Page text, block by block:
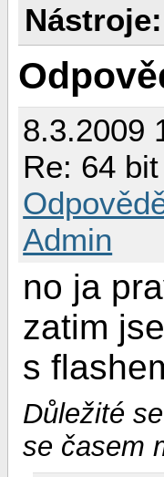
Nástroje:
8.3.2009
Re: 64
Admin
no ja
zatim
s
Důležité
se časem